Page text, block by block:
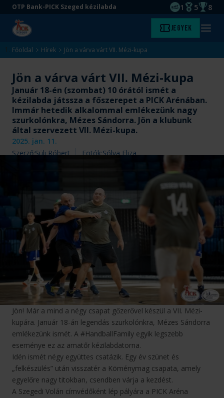
Ugrás
tartalomra
Ugrás
aljára
OTP Bank-PICK Szeged kézilabda
EHF
1
Magyar
5 8
Kezdőlap Jegyek Menü
Főoldal Hírek Jön a várva várt VII. Mézi-kupa
Jön a várva várt VII. Mézi-kupa
Január 18-én (szombat) 10 órától ismét a
kézilabda játssza a főszerepet a PICK Arénában.
Immár hetedik alkalommal emlékezünk nagy
szurkolónkra, Mézes Sándorra. Jön a klubunk
által szervezett VII. Mézi-kupa.
2025. jan. 11.
Szerző:Süli Róbert Fotók:Sólya Eliza
Jön! Már a mind a négy csapat gőzerővel készül a VII. Mézi-
kupára. Január 18-án legendás szurkolónkra, Mézes Sándorra
emlékezünk ismét. A #HandballFamily egyik legszebb
eseménye ez az amatőr kézilabdatorna.
Idén ismét négy együttes csatázik. Egy év szünet és
„felkészülés” után visszatér a Köménymag csapata, amely
egyelőre nagy titokban, csendben várja a kezdést.
A Szegedi Volán címvédőként lép pályára a PICK Aréna